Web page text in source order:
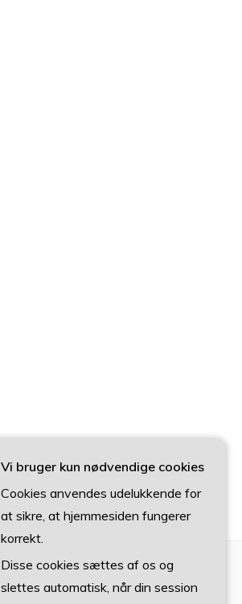
Vi bruger kun nødvendige cookies
Cookies anvendes udelukkende for
at sikre, at hjemmesiden fungerer
korrekt.
Disse cookies sættes af os og
slettes automatisk, når din session